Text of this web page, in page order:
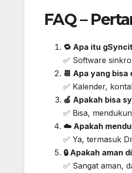
FAQ –
🔁 Apa itu
✅ Software
📆 Apa yang
✅ Kalender,
🍏 Apakah bisa
✅ Bisa,
☁️ Apakah
✅ Ya, termasuk
🔒 Apakah aman
✅ Sangat aman,